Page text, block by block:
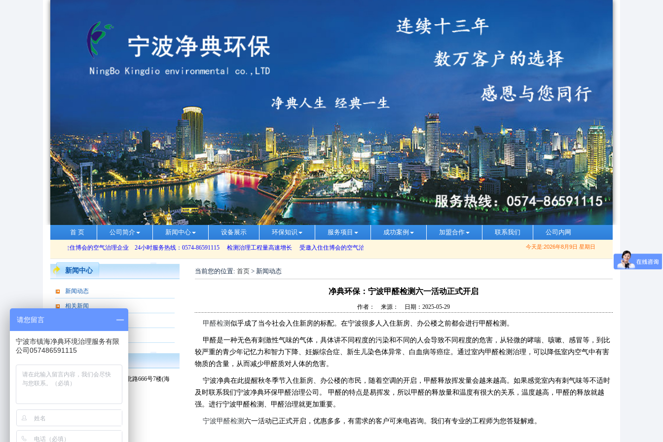
首 页 公司简介 新闻中心 设备展示 环保知识 服务项目 成功案例 加盟合作 联系我们 公司内网
今天是:2026年8月9日 星期日
新闻中心
新闻动态
相关新闻
地址：宁波市镇海新城东邑北路666号7楼(海
手机：13989381659
当前您的位置: 首页> 新闻动态
净典环保：宁波甲醛检测六一活动正式开启
作者： 来源： 日期：2025-05-29
甲醛检测 似乎成了当今社会入住新房的标配。在宁波很多人入住新房、办公楼之前都会进行甲醛检测。
甲醛是一种无色有刺激性气味的气体，具体讲不同程度的污染和不同的人会导致不同程度的危害，从轻微的哮喘、咳嗽、感冒等，到比
较严重的青少年记忆力和智力下降、妊娠综合症、新生儿染色体异常、白血病等癌症。通过室内甲醛检测治理，可以降低室内空气中有害
物质的含量，从而减少甲醛质对人体的危害。
宁波净典在此提醒秋冬季节入住新房、办公楼的市民，随着空调的开启，甲醛释放挥发量会越来越高。如果感觉室内有刺气味等不适时
及时联系我们宁波净典环保甲醛治理公司。
甲醛的特点是易挥发，所以甲醛的释放量和温度有很大的关系，温度越高，甲醛的释放就越
强。进行宁波甲醛检测、甲醛治理就更加重要。
宁波甲醛检测 六一活动已正式开启，优惠多多，有需求的客户可来电咨询。我们有专业的工程师为您答疑解难。
请您留言
宁波市镇海净典环境治理服务有限
公司057486591115